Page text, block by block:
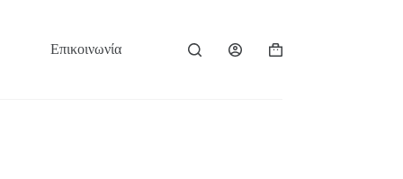
Επικοινωνία
Καλάθι